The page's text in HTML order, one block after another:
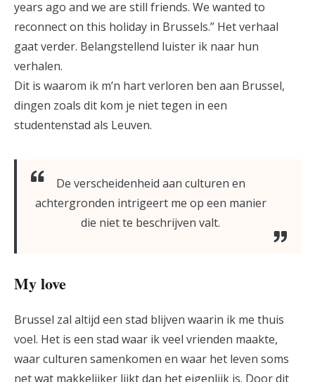
years ago and we are still friends. We wanted to
reconnect on this holiday in Brussels.” Het verhaal
gaat verder. Belangstellend luister ik naar hun
verhalen.
Dit is waarom ik m’n hart verloren ben aan Brussel,
dingen zoals dit kom je niet tegen in een
studentenstad als Leuven.
De verscheidenheid aan culturen en
achtergronden intrigeert me op een manier
die niet te beschrijven valt.
My love
Brussel zal altijd een stad blijven waarin ik me thuis
voel. Het is een stad waar ik veel vrienden maakte,
waar culturen samenkomen en waar het leven soms
net wat makkelijker lijkt dan het eigenlijk is. Door dit